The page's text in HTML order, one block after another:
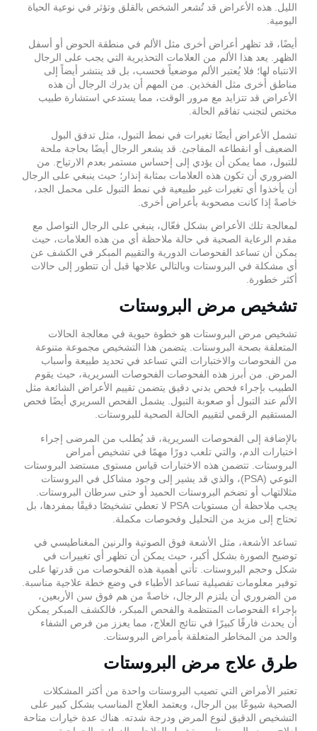
الليل. هذه الأعراض قد تُشعر الشخص بالقلق وتؤثر في نوعية الحياة
اليومية.
أيضًا، قد تظهر أعراض أخرى مثل الألم في منطقة الحوض أو أسفل
الظهر. يعد هذا الألم من العلامات التحذيرية التي يجب على الرجال
الانتباه لها؛ فلا يُعتبر الألم موضعياً فحسب، بل قد ينتشر أيضاً إلى
مناطق أخرى مثل الفخذين. من المهم أن يدرك الرجال أن هذه
الأعراض قد تتزايد مع مرور الوقت، مما يستدعي استشارة طبيب
مختص لتجنب تفاقم الحالة.
تشمل الأعراض أيضًا تغيرات في نمط التبول، مثل تدفق البول
الضعيف أو انقطاعه المفاجئ. قد يشعر الرجال أيضًا بحاجة ملحة
للتبول، مما يمكن أن يؤدي إلى إحساس مستمر بعدم الارتياح. من
الضروري أن تكون هذه العلامات بمثابة إنذار؛ حيث ينبغي على الرجال
أن يأخذوا أي تغيرات غير طبيعية في نمط التبول على محمل الجد،
خاصةً إذا كانت مصحوبة بأعراض أخرى.
لمعالجة تلك الأعراض بشكل فعّال، ينبغي على الرجال التواصل مع
مقدم الرعاية الصحية في حالة ملاحظة أي من هذه العلامات، حيث
يمكن أن تساعد الفحوصات الدورية والتقييم المبكر في الكشف عن
أي مشكلة في البروستات وبالتالي علاجها قبل أن تتطور إلى حالات
أكثر خطورة.
تشخيص مرض البروستات
تشخيص مرض البروستات هو خطوة حيوية في معالجة الحالات
المتعلقة بصحة البروستات. يتضمن هذا التشخيص مجموعة متنوعة
من الفحوصات والاختبارات التي تساعد في تحديد طبيعة وأسباب
المرض. من أبرز هذه الفحوصات الفحوصات السريرية، حيث يقوم
الطبيب بإجراء فحص بدني دقيق يتضمن تقييم الأعراض الشائعة مثل
الألم عند التبول أو صعوبة التبول. يشمل الفحص السريري أيضًا فحص
المستقيم الرقمي لتقييم الحالة الصحية للبروستات.
بالإضافة إلى الفحوصات السريرية، قد يُطلب من المرضى إجراء
اختبارات الدم، والتي تلعب دورًا مهمًا في تشخيص أمراض
البروستات. تتضمن هذه الاختبارات قياس مستوى مستضد البروستات
النوعي (PSA)، والذي قد يشير إلى وجود مشاكل في البروستات
مثلالتهاب أو تضخم البروستات الحميد أو حتى سرطان البروستات.
يجب ملاحظة أن مستويات PSA لا تعطي تشخيصًا دقيقًا بمفردها، بل
تحتاج إلى مزيد من التحليل وفحوصات مكملة.
تساعد الأشعة، مثل الأشعة فوق الصوتية والرنين المغناطيسي في
توضيح الصورة بشكل أكبر، حيث يمكن أن تظهر أي تغييرات في
شكل وحجم البروستات. تأتي أهمية هذه الفحوصات من قدرتها على
توفير معلومات تفصيلية تساعد الأطباء في وضع خطة علاجية مناسبة.
من الضروري أن يلتزم الرجال، خاصةً من هم فوق سن الأربعين،
بإجراء الفحوصات المنتظمة والفحص المبكر، فالكشف المبكر يمكن
أن يحدث فارقًا كبيرًا في نتائج العلاج، مما يعزز من فرص الشفاء
والحد من المخاطر المتعلقة بأمراض البروستات.
طرق علاج مرض البروستات
تعتبر الأمراض التي تصيب البروستات واحدة من أكثر المشكلات
الصحية شيوعًا بين الرجال، ويعتمد العلاج المناسب بشكل كبير على
التشخيص الدقيق لنوع المرض ودرجة شدته. هناك عدة خيارات متاحة